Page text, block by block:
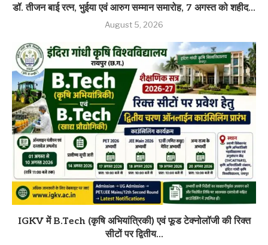
डॉ. तीजन बाई रत्न, भुईया एवं आरुग सम्मान समारोह, 7 अगस्त को शहीद...
August 5, 2026
IGKV में B.Tech (कृषि अभियांत्रिकी) एवं फूड टेक्नोलॉजी की रिक्त
सीटों पर द्वितीय...